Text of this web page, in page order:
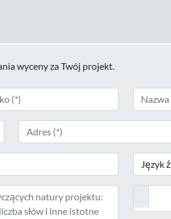
wyceny za Twój projekt.